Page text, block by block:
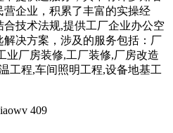
营企业，积累了丰富的实操经
技术法规,提供工厂企业办公空
解决方案，涉及的服务包括：厂
业厂房装修,工厂装修,厂房改造
工程,车间照明工程,设备地基工
409